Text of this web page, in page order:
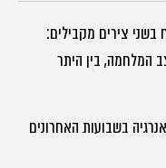
צירים מקבילים:
המלחמה, בין היתר
בשבועות האחרונים